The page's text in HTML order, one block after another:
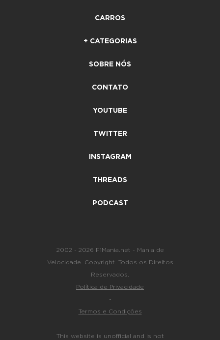
CARROS
+ CATEGORIAS
SOBRE NÓS
CONTATO
YOUTUBE
TWITTER
INSTAGRAM
THREADS
PODCAST
2002 - 2026 F1Mania.net - Mania de
Velocidade. Copyright. Todos os Direitos
Reservados.
Política de Privacidade
-
Termos e Condições
This website is unofficial and is not